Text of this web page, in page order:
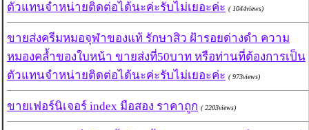
ตัวแทนจำหน่ายติดต่อได้นะค่ะรับไม่เยอะค่ะ ( 1044views)
ขายส่งครีมหมอจุฬาของแท้ รักษาสิว ฝ้ารอยด่างดำ ความ
หมองคล้ำของใบหน้า ขายส่งที่50บาท หรือท่านที่ต้องการเป็น
ตัวแทนจำหน่ายติดต่อได้นะค่ะรับไม่เยอะค่ะ ( 973views)
ขายเฟอร์นิเจอร์ index มือสอง ราคาถูก ( 2203views)